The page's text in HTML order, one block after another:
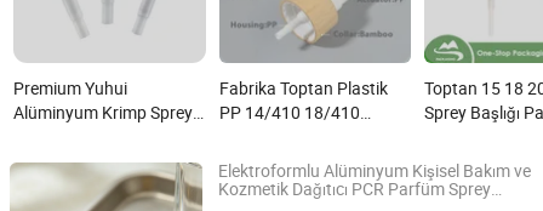
Premium Yuhui
Alüminyum Krimp Sprey
için nedir?
Fabrika Toptan Plastik
PP 14/410 18/410
22/410 22/415 24/410
24/415 28/410 İnce Mist
Toptan 15 18
Sprey Başlığı
Krimp Parfüm
Pompası
Elektroformlu Alüminyum Kişisel Bakım ve
Kozmetik Dağıtıcı PCR Parfüm Sprey
Ningbo KUNA Co., Ltd.